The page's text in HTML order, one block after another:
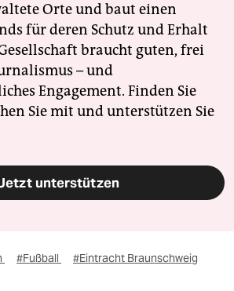
Orte und baut einen
für deren Schutz und Erhalt
braucht guten, frei
– und
Engagement. Finden Sie
Sie mit und unterstützen Sie
unterstützen
#Fußball #Eintracht Braunschweig